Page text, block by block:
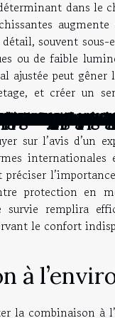
dans le
souvent
ou de faible
peut gêner
et créer un
sur l’avis d’un
internationales
protection en
remplira
le confort
à
la combinaison à
à
citoyens
pêche du
dans unles
et
les vidéos
tous les
vos besoins ?
urbain
votre
de longues
en une
différents
vos
sur
le rock
un dorjé
climatisée en
forme de
en ligne est-
?
?soins à
! contribuer
? ?
locative ?
humain
de type
enceinte
?
sans sacs ?
?
artificielle
efficaces
intime
danger pour
? pour
faut savoir
mural ?
!
?
à louer ?
d’une
? en ligne